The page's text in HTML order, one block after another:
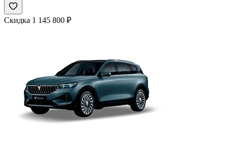
Скидка 1 145 800 ₽